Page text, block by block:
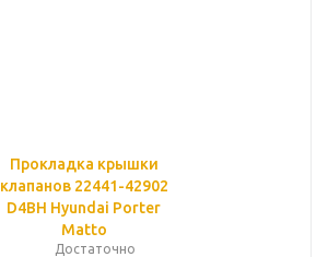
Прокладка крышки
клапанов 22441-42902
D4BH Hyundai Porter
Matto
Достаточно